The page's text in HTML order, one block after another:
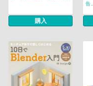
購入
告...